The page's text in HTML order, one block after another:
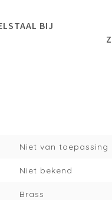
BIJ
Niet van toepassing
Niet bekend
Brass